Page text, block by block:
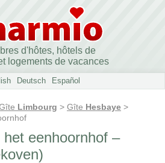
d'hôtes, hôtels de
logements de vacances
Deutsch Español
Limbourg > Gîte Hesbaye >
eenhoornhof –